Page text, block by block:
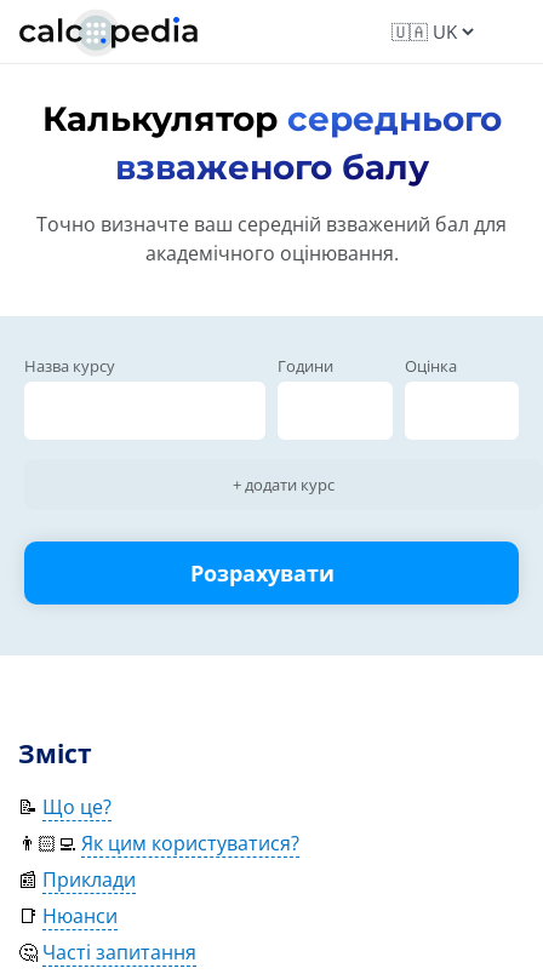
Калькулятор середнього
взваженого балу
Точно визначте ваш середній взважений бал для
академічного оцінювання.
Назва курсу Години Оцінка
+ додати курс
Розрахувати
Зміст
📝 Що це?
👨🏻‍💻 Як цим користуватися?
📰 Приклади
📑 Нюанси
🤔 Часті запитання